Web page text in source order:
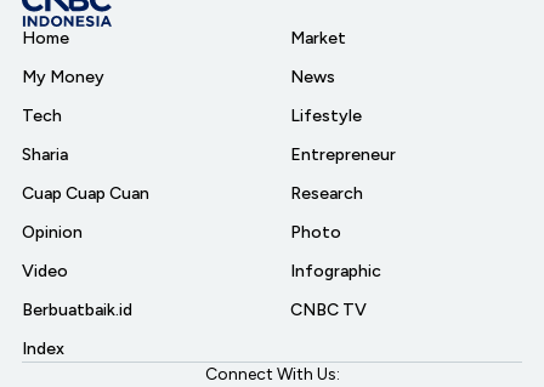
Home
My Money
Tech
Sharia
Cuap Cuap Cuan
Opinion
Video
Berbuatbaik.id
Index
Market
News
Lifestyle
Entrepreneur
Research
Photo
Infographic
CNBC TV
Connect With Us: